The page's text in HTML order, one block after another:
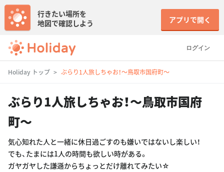
ログイン
行きたい場所を
地図で確認しよう
アプリで開く
Holiday トップ ぶらり1人旅しちゃお！〜鳥取市国府町〜
ぶらり1人旅しちゃお！〜鳥取市国府
町〜
気心知れた人と一緒に休日過ごすのも嫌いではないし楽しい！
でも、たまには1人の時間も欲しい時がある。
ガヤガヤした謙遜からちょっとだけ離れてみたい☆